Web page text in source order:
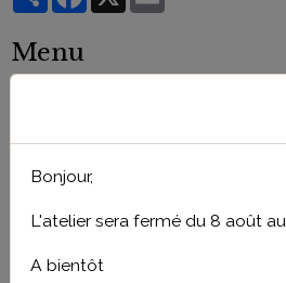
Menu
CHAPEAUX DE
Bonjour,
L'atelier sera fermé du 8 août
A bientôt